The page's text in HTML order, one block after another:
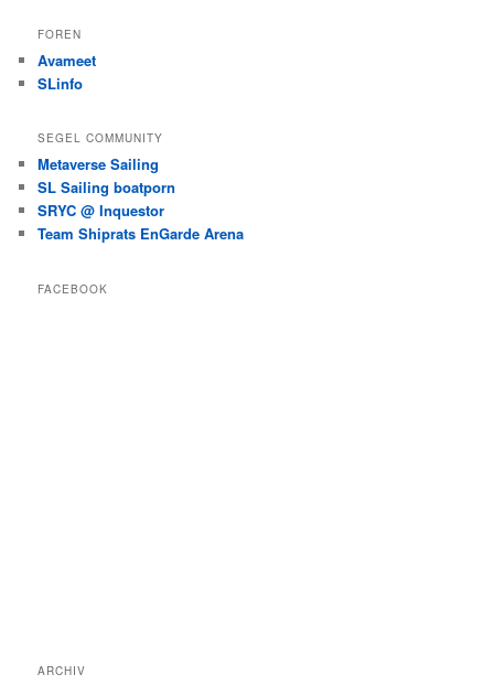
FOREN
Avameet
SLinfo
SEGEL COMMUNITY
Metaverse Sailing
SL Sailing boatporn
SRYC @ Inquestor
Team Shiprats EnGarde Arena
FACEBOOK
ARCHIV